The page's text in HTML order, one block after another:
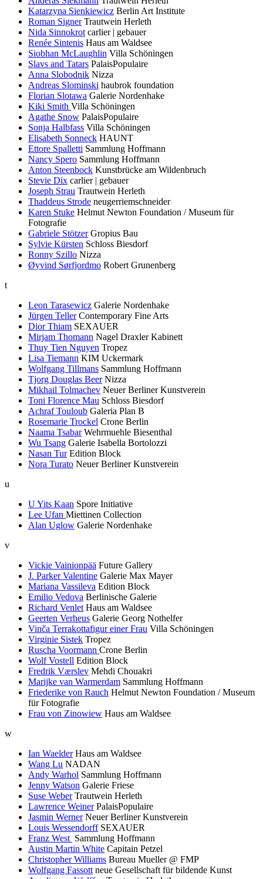
Katarzyna Sienkiewicz Berlin Art Institute
Roman Signer Trautwein Herleth
Nida Sinnokrot carlier | gebauer
Renée Sintenis Haus am Waldsee
Siobhan McLaughlin Villa Schöningen
Slavs and Tatars PalaisPopulaire
Anna Slobodnik Nizza
Andreas Slominski haubrok foundation
Florian Slotawa Galerie Nordenhake
Kiki Smith Villa Schöningen
Agathe Snow PalaisPopulaire
Sonja Halbfass Villa Schöningen
Elisabeth Sonneck HAUNT
Ettore Spalletti Sammlung Hoffmann
Nancy Spero Sammlung Hoffmann
Anton Steenbock Kunstbrücke am Wildenbruch
Stevie Dix carlier | gebauer
Joseph Strau Trautwein Herleth
Thaddeus Strode neugerriemschneider
Karen Stuke Helmut Newton Foundation / Museum für
Fotografie
Gabriele Stötzer Gropius Bau
Sylvie Kürsten Schloss Biesdorf
Ronny Szillo Nizza
Øyvind Sørfjordmo Robert Grunenberg
t
Leon Tarasewicz Galerie Nordenhake
Jürgen Teller Contemporary Fine Arts
Dior Thiam SEXAUER
Mirjam Thomann Nagel Draxler Kabinett
Thuy Tien Nguyen Tropez
Lisa Tiemann KIM Uckermark
Wolfgang Tillmans Sammlung Hoffmann
Tjorg Douglas Beer Nizza
Mikhail Tolmachev Neuer Berliner Kunstverein
Toni Florence Mau Schloss Biesdorf
Achraf Touloub Galeria Plan B
Rosemarie Trockel Crone Berlin
Naama Tsabar Wehrmuehle Biesenthal
Wu Tsang Galerie Isabella Bortolozzi
Nasan Tur Edition Block
Nora Turato Neuer Berliner Kunstverein
u
U Yits Kaan Spore Initiative
Lee Ufan Miettinen Collection
Alan Uglow Galerie Nordenhake
v
Vickie Vainionpää Future Gallery
J. Parker Valentine Galerie Max Mayer
Mariana Vassileva Edition Block
Emilio Vedova Berlinische Galerie
Richard Venlet Haus am Waldsee
Geerten Verheus Galerie Georg Nothelfer
Vinča Terrakottafigur einer Frau Villa Schöningen
Virginie Sistek Tropez
Ruscha Voormann Crone Berlin
Wolf Vostell Edition Block
Fredrik Værslev Mehdi Chouakri
Marijke van Warmerdam Sammlung Hoffmann
Friederike von Rauch Helmut Newton Foundation / Museum
für Fotografie
Frau von Zinowiew Haus am Waldsee
w
Ian Waelder Haus am Waldsee
Wang Lu NADAN
Andy Warhol Sammlung Hoffmann
Jenny Watson Galerie Friese
Suse Weber Trautwein Herleth
Lawrence Weiner PalaisPopulaire
Jasmin Werner Neuer Berliner Kunstverein
Louis Wessendorff SEXAUER
Franz West Sammlung Hoffmann
Austin Martin White Capitain Petzel
Christopher Williams Bureau Mueller @ FMP
Wolfgang Fassott neue Gesellschaft für bildende Kunst